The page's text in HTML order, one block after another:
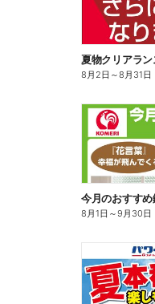
夏物クリアラ
8月2日 ～8月31日
今月のおすすめ
8月1日 ～9月30日